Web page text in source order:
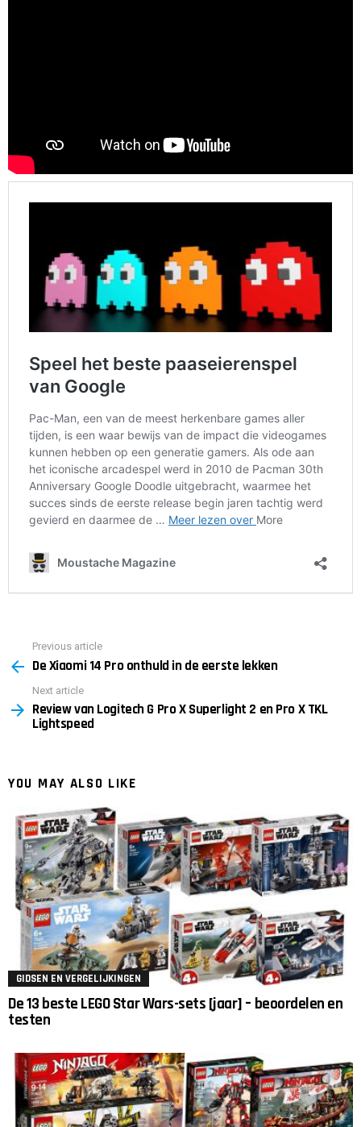
more
Previous article
De Xiaomi 14 Pro onthuld in de eerste lekken
Next article
Review van Logitech G Pro X Superlight 2 en Pro X TKL
Lightspeed
YOU MAY ALSO LIKE
GIDSEN EN VERGELIJKINGEN
De 13 beste LEGO Star Wars-sets [jaar] – beoordelen en
testen